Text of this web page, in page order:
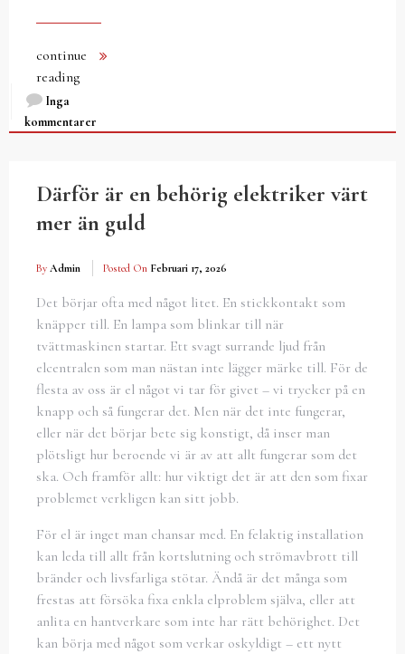
continue
reading
Inga
kommentarer
Därför är en behörig elektriker värt
mer än guld
By Admin Posted On Februari 17, 2026
Det börjar ofta med något litet. En stickkontakt som
knäpper till. En lampa som blinkar till när
tvättmaskinen startar. Ett svagt surrande ljud från
elcentralen som man nästan inte lägger märke till. För de
flesta av oss är el något vi tar för givet – vi trycker på en
knapp och så fungerar det. Men när det inte fungerar,
eller när det börjar bete sig konstigt, då inser man
plötsligt hur beroende vi är av att allt fungerar som det
ska. Och framför allt: hur viktigt det är att den som fixar
problemet verkligen kan sitt jobb.
För el är inget man chansar med. En felaktig installation
kan leda till allt från kortslutning och strömavbrott till
bränder och livsfarliga stötar. Ändå är det många som
frestas att försöka fixa enkla elproblem själva, eller att
anlita en hantverkare som inte har rätt behörighet. Det
kan börja med något som verkar oskyldigt – ett nytt